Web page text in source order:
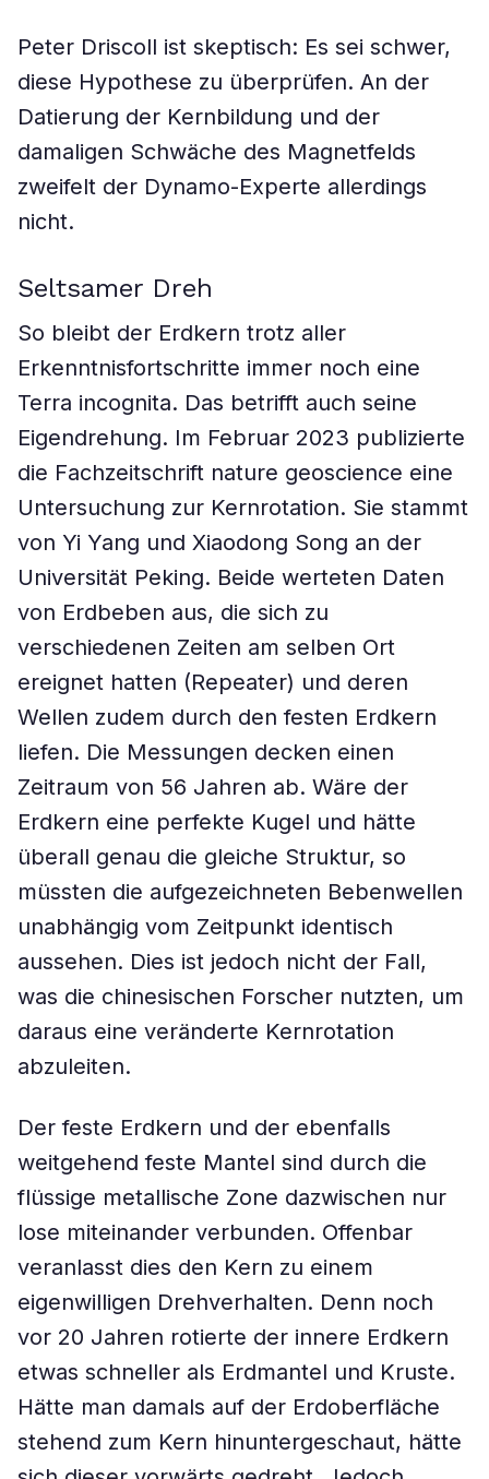
Peter Driscoll ist skeptisch: Es sei schwer,
diese Hypothese zu überprüfen. An der
Datierung der Kernbildung und der
damaligen Schwäche des Magnetfelds
zweifelt der Dynamo-Experte allerdings
nicht.
Seltsamer Dreh
So bleibt der Erdkern trotz aller
Erkenntnisfortschritte immer noch eine
Terra incognita. Das betrifft auch seine
Eigendrehung. Im Februar 2023 publizierte
die Fachzeitschrift nature geoscience eine
Untersuchung zur Kernrotation. Sie stammt
von Yi Yang und Xiaodong Song an der
Universität Peking. Beide werteten Daten
von Erdbeben aus, die sich zu
verschiedenen Zeiten am selben Ort
ereignet hatten (Repeater) und deren
Wellen zudem durch den festen Erdkern
liefen. Die Messungen decken einen
Zeitraum von 56 Jahren ab. Wäre der
Erdkern eine perfekte Kugel und hätte
überall genau die gleiche Struktur, so
müssten die aufgezeichneten Bebenwellen
unabhängig vom Zeitpunkt identisch
aussehen. Dies ist jedoch nicht der Fall,
was die chinesischen Forscher nutzten, um
daraus eine veränderte Kernrotation
abzuleiten.
Der feste Erdkern und der ebenfalls
weitgehend feste Mantel sind durch die
flüssige metallische Zone dazwischen nur
lose miteinander verbunden. Offenbar
veranlasst dies den Kern zu einem
eigenwilligen Drehverhalten. Denn noch
vor 20 Jahren rotierte der innere Erdkern
etwas schneller als Erdmantel und Kruste.
Hätte man damals auf der Erdoberfläche
stehend zum Kern hinuntergeschaut, hätte